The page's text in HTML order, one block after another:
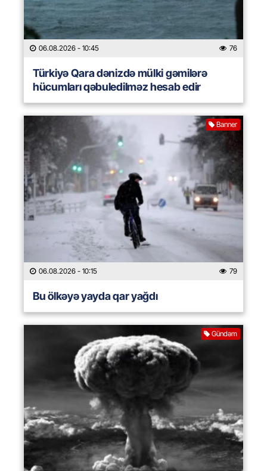
06.08.2026 - 10:45 76
Türkiyə Qara dənizdə mülki gəmilərə
hücumları qəbuledilməz hesab edir
Banner
06.08.2026 - 10:15 79
Bu ölkəyə yayda qar yağdı
Gündəm